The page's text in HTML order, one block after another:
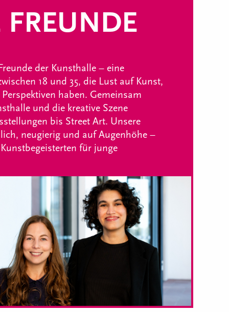
FREUNDE
der Kunsthalle – eine
18 und 35, die Lust auf Kunst,
haben. Gemeinsam
und die kreative Szene
bis Street Art. Unsere
neugierig und auf Augenhöhe –
für junge